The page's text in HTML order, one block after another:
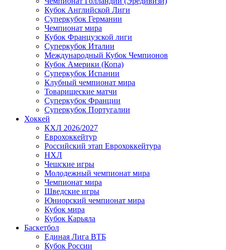
Кубок Английской Лиги
Суперкубок Германии
Чемпионат мира
Кубок Французской лиги
Суперкубок Италии
Международный Кубок Чемпионов
Кубок Америки (Копа)
Суперкубок Испании
Клубный чемпионат мира
Товарищеские матчи
Суперкубок Франции
Суперкубок Португалии
Хоккей
КХЛ 2026/2027
Еврохоккейтур
Российский этап Еврохоккейтура
НХЛ
Чешские игры
Молодежный чемпионат мира
Чемпионат мира
Шведские игры
Юниорский чемпионат мира
Кубок мира
Кубок Карьяла
Баскетбол
Единая Лига ВТБ
Кубок России